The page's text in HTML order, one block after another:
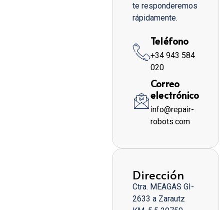
te responderemos
rápidamente.
Teléfono
+34 943 584
020
Correo
electrónico
info@repair-
robots.com
Dirección
Ctra. MEAGAS GI-
2633 a Zarautz